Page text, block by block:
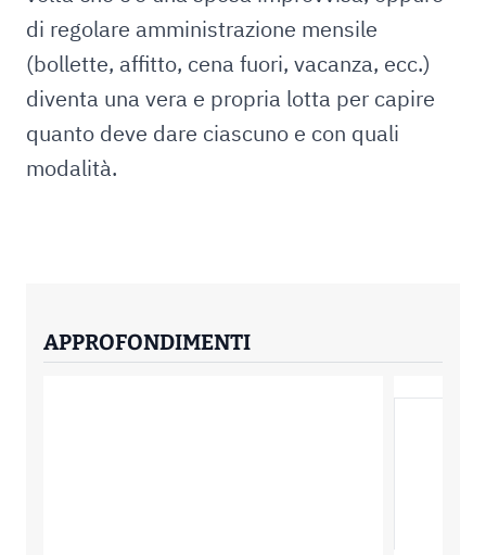
di regolare amministrazione mensile
(bollette, affitto, cena fuori, vacanza, ecc.)
diventa una vera e propria lotta per capire
quanto deve dare ciascuno e con quali
modalità.
APPROFONDIMENTI